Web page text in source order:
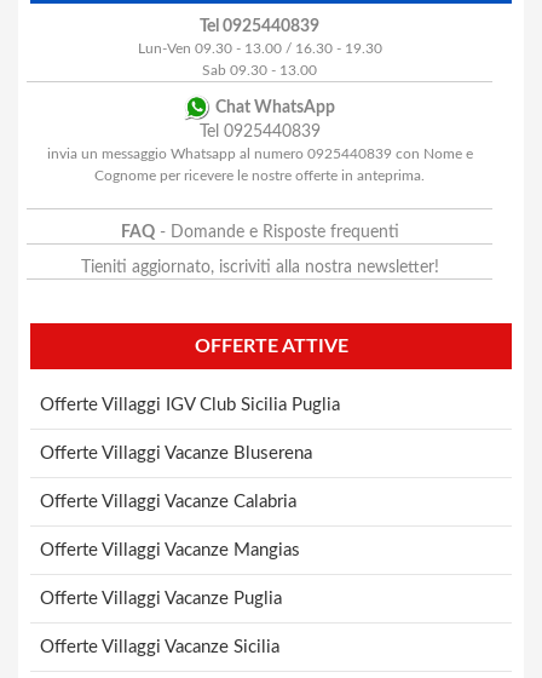
Tel 0925440839
Lun-Ven 09.30 - 13.00 / 16.30 - 19.30
Sab 09.30 - 13.00
Chat WhatsApp
Tel 0925440839
invia un messaggio Whatsapp al numero 0925440839 con Nome e
Cognome per ricevere le nostre offerte in anteprima.
FAQ- Domande e Risposte frequenti
Tieniti aggiornato, iscriviti alla nostra newsletter!
OFFERTE ATTIVE
Offerte Villaggi IGV Club Sicilia Puglia
Offerte Villaggi Vacanze Bluserena
Offerte Villaggi Vacanze Calabria
Offerte Villaggi Vacanze Mangias
Offerte Villaggi Vacanze Puglia
Offerte Villaggi Vacanze Sicilia